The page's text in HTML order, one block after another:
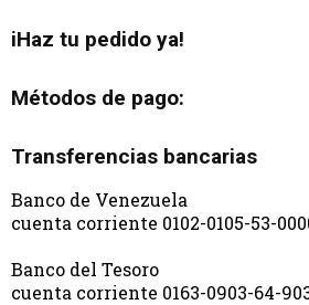
iHaz tu pedido ya!
Métodos de pago:
Transferencias bancarias
Banco de Venezuela
cuenta corriente 0102-0105-53-
Banco del Tesoro
cuenta corriente 0163-0903-64-